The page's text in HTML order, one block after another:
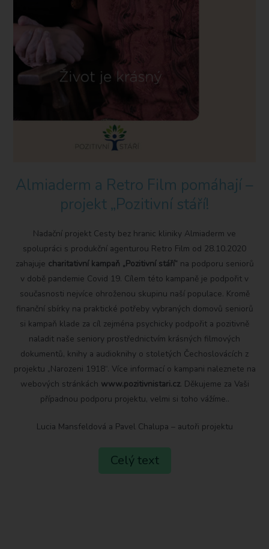
Almiaderm a Retro Film pomáhají –
projekt „Pozitivní stáří!
Nadační projekt Cesty bez hranic kliniky Almiaderm ve
spolupráci s produkční agenturou Retro Film od 28.10.2020
zahajuje charitativní kampaň „Pozitivní stáří“ na podporu seniorů
v době pandemie Covid 19. Cílem této kampaně je podpořit v
současnosti nejvíce ohroženou skupinu naší populace. Kromě
finanční sbírky na praktické potřeby vybraných domovů seniorů
si kampaň klade za cíl zejména psychicky podpořit a pozitivně
naladit naše seniory prostřednictvím krásných filmových
dokumentů, knihy a audioknihy o stoletých Čechoslovácích z
projektu „Narozeni 1918“. Více informací o kampani naleznete na
webových stránkách www.pozitivnistari.cz. Děkujeme za Vaši
případnou podporu projektu, velmi si toho vážíme..
Lucia Mansfeldová a Pavel Chalupa – autoři projektu
Celý text